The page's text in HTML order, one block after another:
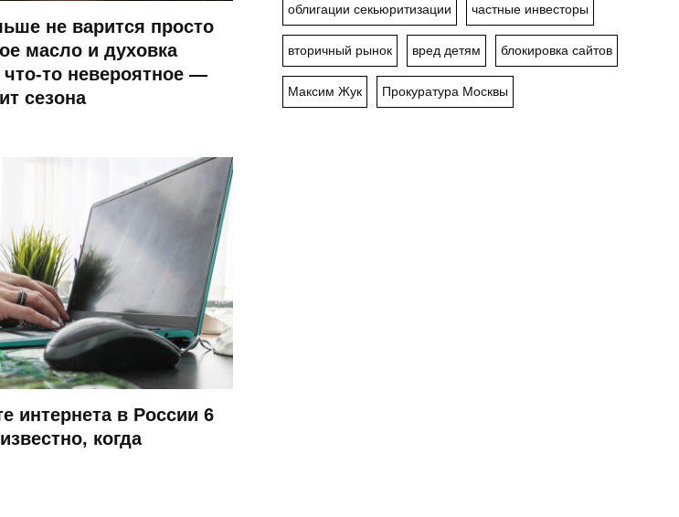
не варится просто
масло и духовка
что-то невероятное —
сезона
интернета в России 6
когда
облигации секьюритизации частные инвесторы
вторичный рынок вред детям блокировка сайтов
Максим Жук Прокуратура Москвы